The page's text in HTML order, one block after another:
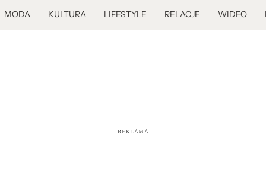
MODA KULTURA LIFESTYLE RELACJE WIDEO